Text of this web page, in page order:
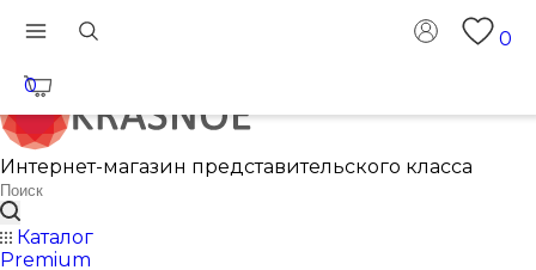
0
0
Интернет-магазин представительского класса
Каталог
Premium